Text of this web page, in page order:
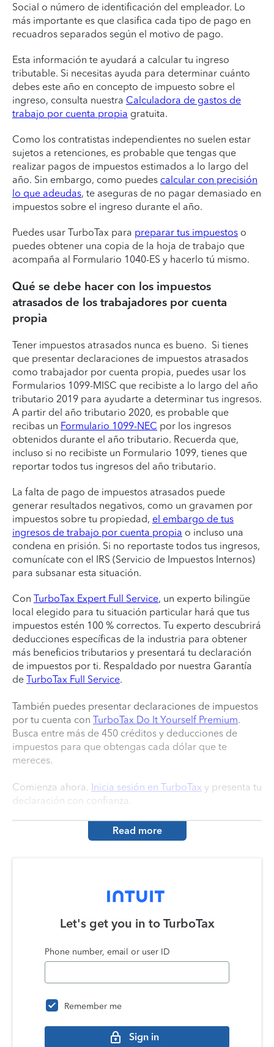
Social o número de identificación del empleador. Lo
más importante es que clasifica cada tipo de pago en
recuadros separados según el motivo de pago.
Esta información te ayudará a calcular tu ingreso
tributable. Si necesitas ayuda para determinar cuánto
debes este año en concepto de impuesto sobre el
ingreso, consulta nuestra Calculadora de gastos de
trabajo por cuenta propia gratuita.
Como los contratistas independientes no suelen estar
sujetos a retenciones, es probable que tengas que
realizar pagos de impuestos estimados a lo largo del
año. Sin embargo, como puedes calcular con precisión
lo que adeudas, te aseguras de no pagar demasiado en
impuestos sobre el ingreso durante el año.
Puedes usar TurboTax para preparar tus impuestos o
puedes obtener una copia de la hoja de trabajo que
acompaña al Formulario 1040-ES y hacerlo tú mismo.
Qué se debe hacer con los impuestos
atrasados de los trabajadores por cuenta
propia
Tener impuestos atrasados nunca es bueno. Si tienes
que presentar declaraciones de impuestos atrasados
como trabajador por cuenta propia, puedes usar los
Formularios 1099-MISC que recibiste a lo largo del año
tributario 2019 para ayudarte a determinar tus ingresos.
A partir del año tributario 2020, es probable que
recibas un Formulario 1099-NEC por los ingresos
obtenidos durante el año tributario. Recuerda que,
incluso si no recibiste un Formulario 1099, tienes que
reportar todos tus ingresos del año tributario.
La falta de pago de impuestos atrasados puede
generar resultados negativos, como un gravamen por
impuestos sobre tu propiedad, el embargo de tus
ingresos de trabajo por cuenta propia o incluso una
condena en prisión. Si no reportaste todos tus ingresos,
comunícate con el IRS (Servicio de Impuestos Internos)
para subsanar esta situación.
Con TurboTax Expert Full Service, un experto bilingüe
local elegido para tu situación particular hará que tus
impuestos estén 100 % correctos. Tu experto descubrirá
deducciones específicas de la industria para obtener
más beneficios tributarios y presentará tu declaración
de impuestos por ti. Respaldado por nuestra Garantía
de TurboTax Full Service.
También puedes presentar declaraciones de impuestos
por tu cuenta con TurboTax Do It Yourself Premium.
Busca entre más de 450 créditos y deducciones de
impuestos para que obtengas cada dólar que te
mereces.
Comienza ahora. Inicia sesión en TurboTax y presenta tu
declaración con confianza.
Read more
Let's get you in to TurboTax
Phone number, email or user ID
Remember me
Sign in